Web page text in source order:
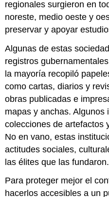
regionales surgieron en
noreste, medio oeste y
preservar y apoyar
Algunas de estas
registros
la mayoría recopiló
como cartas, diarios y
obras publicadas e
mapas y anchas. Algunos
colecciones de artefactos
No en vano, estas
actitudes sociales,
las élites que las fundaron.
Para proteger mejor el
hacerlos accesibles a un